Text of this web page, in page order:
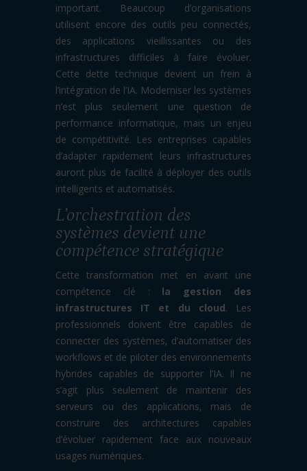
important. Beaucoup d’organisations
utilisent encore des outils peu connectés,
des applications vieillissantes ou des
infrastructures difficiles à faire évoluer.
Cette dette technique devient un frein à
l’intégration de l’IA. Moderniser les systèmes
n’est plus seulement une question de
performance informatique, mais un enjeu
de compétitivité. Les entreprises capables
d’adapter rapidement leurs infrastructures
auront plus de facilité à déployer des outils
intelligents et automatisés.
L’orchestration des
systèmes devient une
compétence stratégique
Cette transformation met en avant une
compétence clé : la gestion des
infrastructures IT et du cloud. Les
professionnels doivent être capables de
connecter des systèmes, d’automatiser des
workflows et de piloter des environnements
hybrides capables de supporter l’IA. Il ne
s’agit plus seulement de maintenir des
serveurs ou des applications, mais de
construire des architectures capables
d’évoluer rapidement face aux nouveaux
usages numériques.